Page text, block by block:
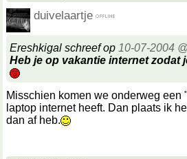
duivelaartje
Ereshkigal schreef op 10-07-2004
Heb je op vakantie internet zodat
Misschien komen we onderweg een
laptop internet heeft. Dan plaats ik
dan af heb.